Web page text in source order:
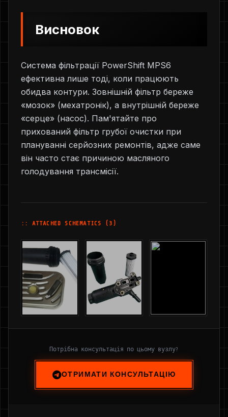
Висновок
Система фільтрації PowerShift MPS6
ефективна лише тоді, коли працюють
обидва контури. Зовнішній фільтр береже
«мозок» (мехатронік), а внутрішній береже
«серце» (насос). Пам'ятайте про
прихований фільтр грубої очистки при
плануванні серйозних ремонтів, адже саме
він часто стає причиною масляного
голодування трансмісії.
:: ATTACHED SCHEMATICS (3)
Потрібна консультація по цьому вузлу?
ОТРИМАТИ КОНСУЛЬТАЦІЮ